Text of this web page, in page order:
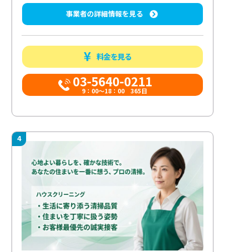
事業者の詳細情報を見る
料金を見る
03-5640-0211
9：00～18：00 365日
4